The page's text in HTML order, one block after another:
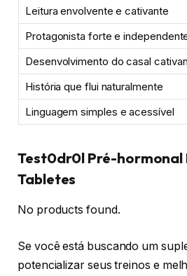
Leitura envolvente e cativante
Protagonista forte e
Desenvolvimento do casal
História que flui naturalmente
Linguagem simples e acessível
Test0dr0l Pré-
Tabletes
No products found.
Se você está buscando um
potencializar seus treinos e